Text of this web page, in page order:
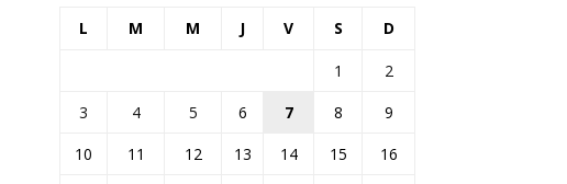
L M M J V S D
1
2
3
4 5 6 7 8
9
10
11 12 13 14 15
16